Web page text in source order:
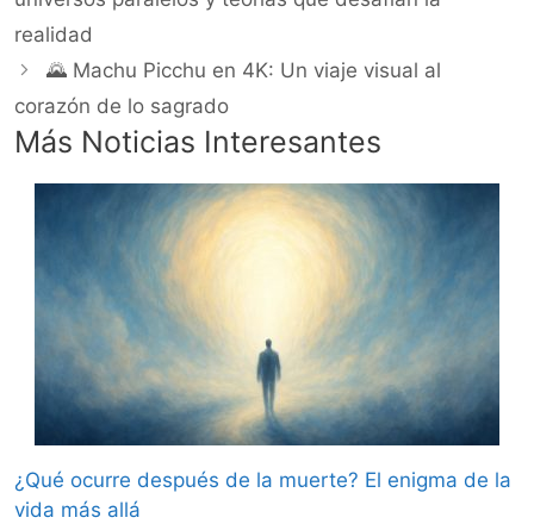
realidad
🌄 Machu Picchu en 4K: Un viaje visual al
corazón de lo sagrado
Más Noticias Interesantes
¿Qué ocurre después de la muerte? El enigma de la
vida más allá